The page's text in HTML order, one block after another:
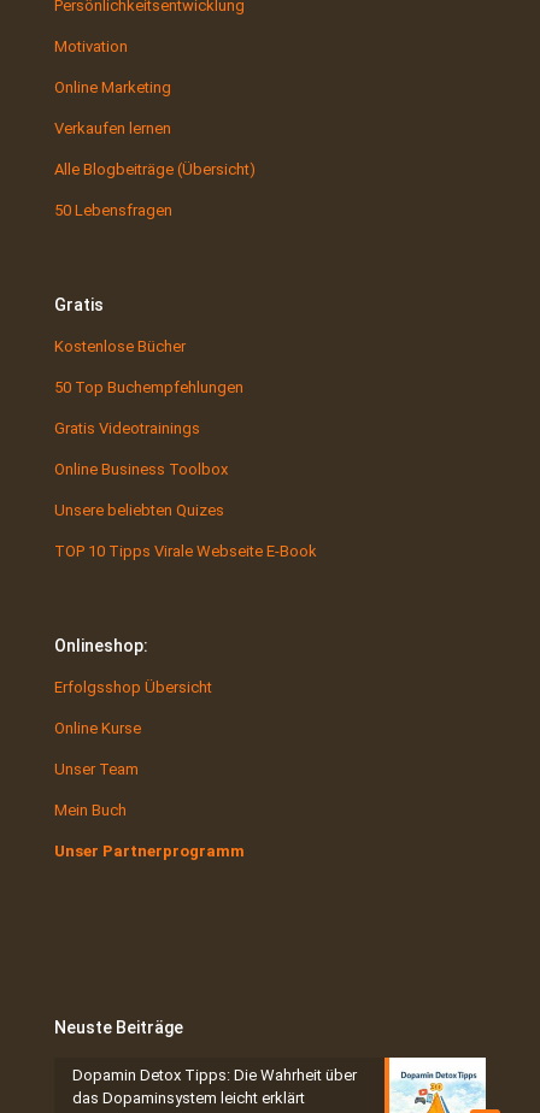
Persönlichkeitsentwicklung
Motivation
Online Marketing
Verkaufen lernen
Alle Blogbeiträge (Übersicht)
50 Lebensfragen
Gratis
Kostenlose Bücher
50 Top Buchempfehlungen
Gratis Videotrainings
Online Business Toolbox
Unsere beliebten Quizes
TOP 10 Tipps Virale Webseite E-Book
Onlineshop:
Erfolgsshop Übersicht
Online Kurse
Unser Team
Mein Buch
Unser Partnerprogramm
Neuste Beiträge
Dopamin Detox Tipps: Die Wahrheit über
das Dopaminsystem leicht erklärt